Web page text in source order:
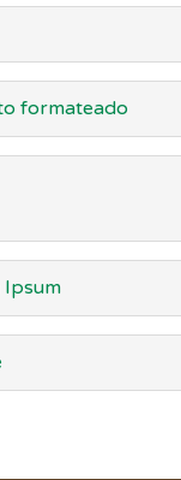
formateado
Ipsum